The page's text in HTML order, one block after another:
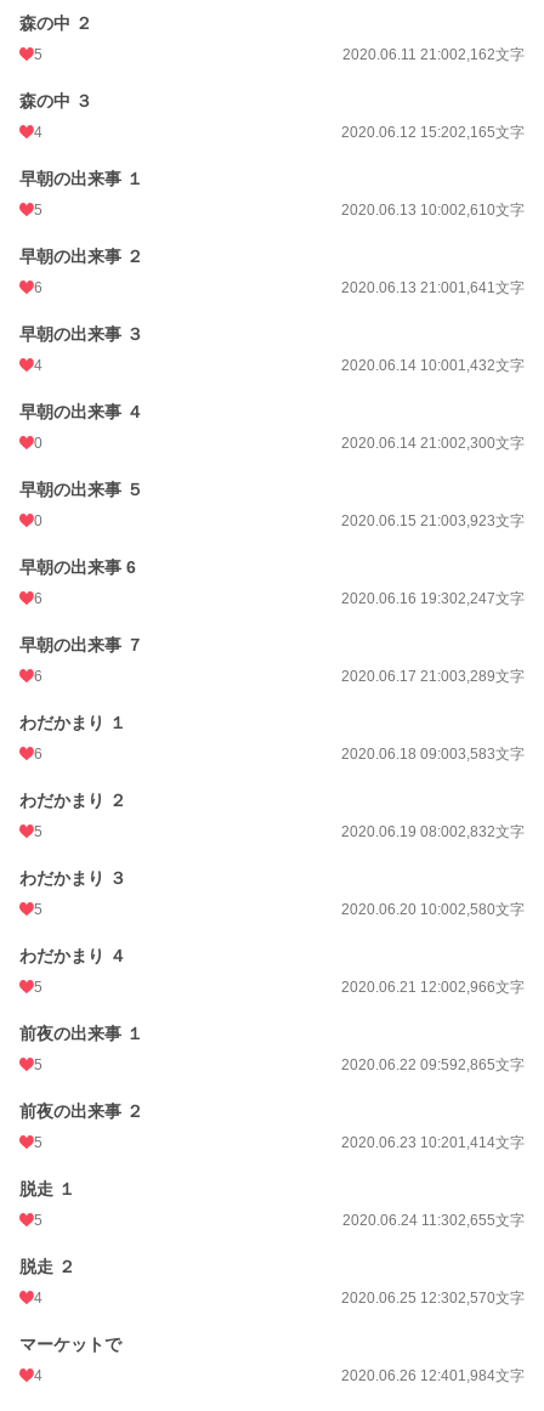
月間ポイント
累計ポイント
森の中 ２
5 2020.06.11 21:002,162文字
森の中 ３
4 2020.06.12 15:202,165文字
早朝の出来事 １
5 2020.06.13 10:002,610文字
早朝の出来事 ２
6 2020.06.13 21:001,641文字
早朝の出来事 ３
4 2020.06.14 10:001,432文字
早朝の出来事 ４
0 2020.06.14 21:002,300文字
早朝の出来事 ５
0 2020.06.15 21:003,923文字
早朝の出来事 6
6 2020.06.16 19:302,247文字
早朝の出来事 ７
6 2020.06.17 21:003,289文字
わだかまり １
6 2020.06.18 09:003,583文字
わだかまり ２
5 2020.06.19 08:002,832文字
わだかまり ３
5 2020.06.20 10:002,580文字
わだかまり ４
5 2020.06.21 12:002,966文字
前夜の出来事 １
5 2020.06.22 09:592,865文字
前夜の出来事 ２
5 2020.06.23 10:201,414文字
脱走 １
5 2020.06.24 11:302,655文字
脱走 ２
4 2020.06.25 12:302,570文字
マーケットで
4 2020.06.26 12:401,984文字